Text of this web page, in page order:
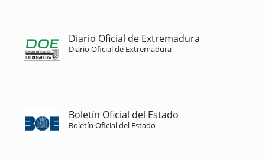
Diario Oficial de Extremadura
Diario Oficial de Extremadura
Boletín Oficial del Estado
Boletín Oficial del Estado